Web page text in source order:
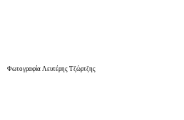
Φωτογραφία Λευτέρης Τζώρτζης